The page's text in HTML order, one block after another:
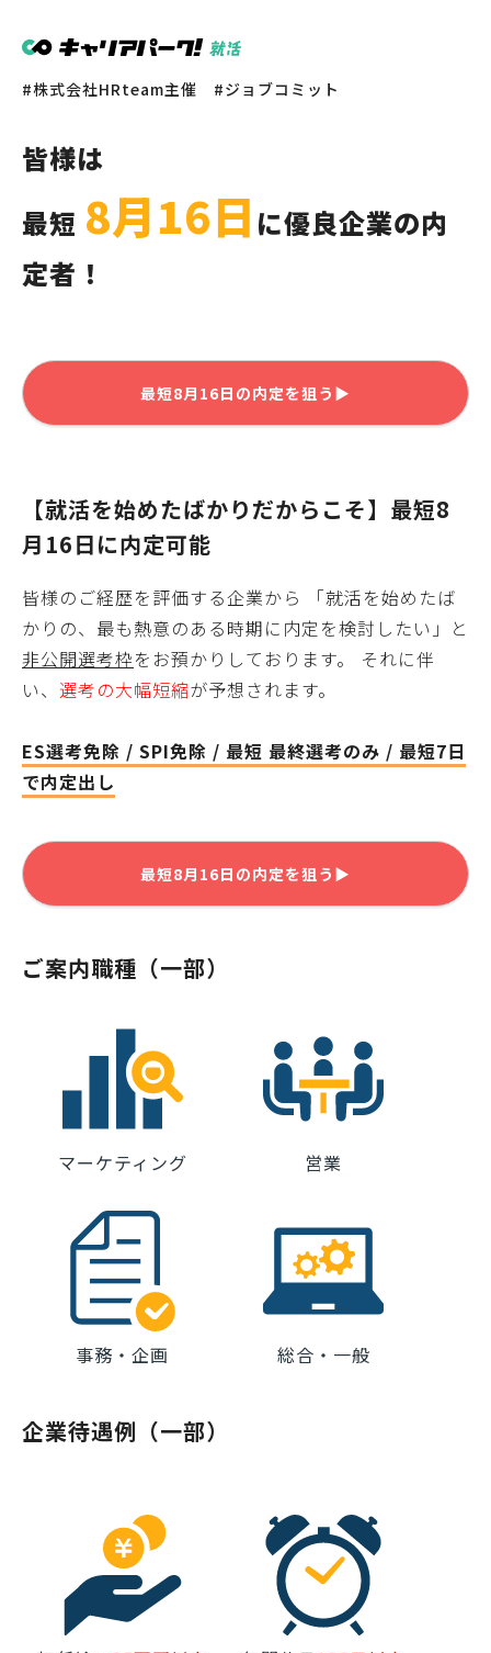
株式会社HRteam主催 ジョブコミット
皆様は
最短 8月16日 に優良企業の内
定者！
最短8月16日 の内定を狙う▶
【就活を始めたばかりだからこそ】最短8
月16日に内定可能
皆様のご経歴を評価する企業から 「就活を始めたば
かりの、最も熱意のある時期に内定を検討したい」と
非公開選考枠をお預かりしております。 それに伴
い、 選考の大幅短縮が予想されます。
ES選考免除 / SPI免除 / 最短 最終選考のみ / 最短7日
で内定出し
最短8月16日 の内定を狙う▶
ご案内職種（一部）
マーケティング 営業
事務・企画 総合・一般
企業待遇例（一部）